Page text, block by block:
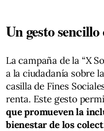
Un gesto
La campaña de la “X
a la ciudadanía sobre
casilla de Fines
renta. Este gesto
que promueven la
bienestar de los